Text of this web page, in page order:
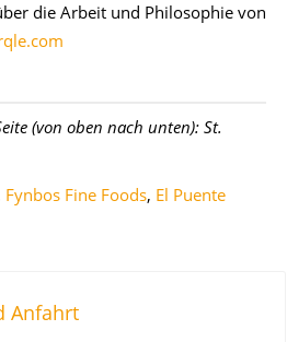
die Arbeit und Philosophie von
(von oben nach unten): St.
Fynbos Fine Foods, El Puente
Anfahrt